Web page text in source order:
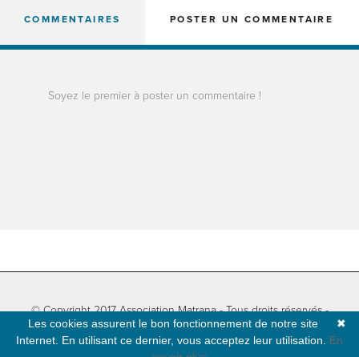
COMMENTAIRES POSTER UN COMMENTAIRE
Soyez le premier à poster un commentaire !
© Copyright 2017 Association Matrana - Tous droits réservés -
Informations légales- Plan du site- Développé parNatural-net
✖
Les cookies assurent le bon fonctionnement de notre site
Internet. En utilisant ce dernier, vous acceptez leur utilisation. En